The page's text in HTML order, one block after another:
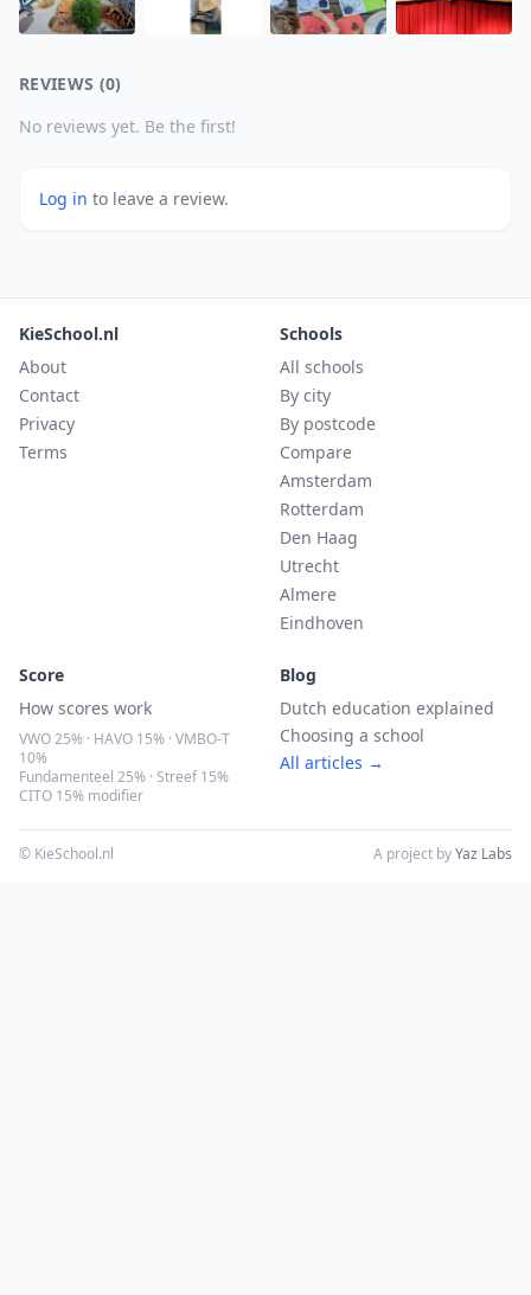
REVIEWS (0)
No reviews yet. Be the first!
Log in to leave a review.
KieSchool.nl
About
Contact
Privacy
Terms
Schools
All schools
By city
By postcode
Compare
Amsterdam
Rotterdam
Den Haag
Utrecht
Almere
Eindhoven
Score
How scores work
VWO 25% · HAVO 15% · VMBO-T
10%
Fundamenteel 25% · Streef 15%
CITO 15% modifier
Blog
Dutch education explained
Choosing a school
All articles →
© KieSchool.nl A project byYaz Labs